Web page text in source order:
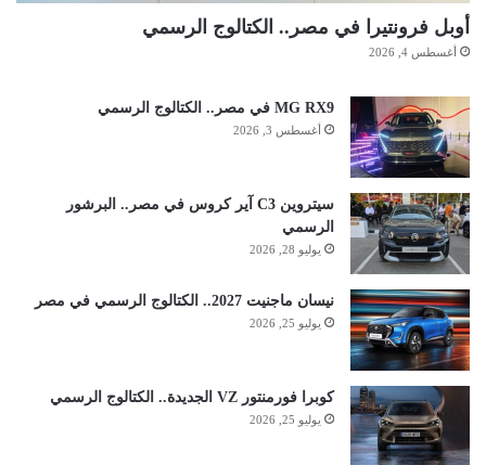
أوبل فرونتيرا في مصر.. الكتالوج الرسمي
أغسطس 4, 2026
MG RX9 في مصر.. الكتالوج الرسمي
أغسطس 3, 2026
سيتروين C3 آير كروس في مصر.. البرشور
الرسمي
يوليو 28, 2026
نيسان ماجنيت 2027.. الكتالوج الرسمي في مصر
يوليو 25, 2026
كوبرا فورمنتور VZ الجديدة.. الكتالوج الرسمي
يوليو 25, 2026